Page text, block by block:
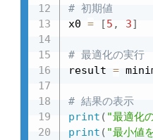
# 初期値
x0 = [5 , 3]
# 最適化の実行
result =
# 結果の表示
print ( "最適化
print ( "最小値